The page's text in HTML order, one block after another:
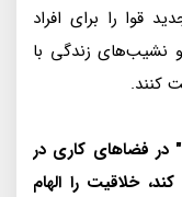
قوا را برای افراد
و نشیب‌های زندگی با
کنند.
فضاهای کاری در
خلاقیت را الهام